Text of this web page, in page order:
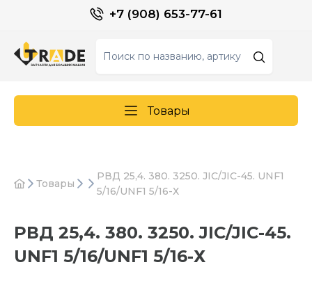
+7 (908) 653-77-61
Товары
Товары
РВД 25,4. 380. 3250. JIC/JIC-45. UNF1
5/16/UNF1 5/16-Х
РВД 25,4. 380. 3250. JIC/JIC-45.
UNF1 5/16/UNF1 5/16-Х